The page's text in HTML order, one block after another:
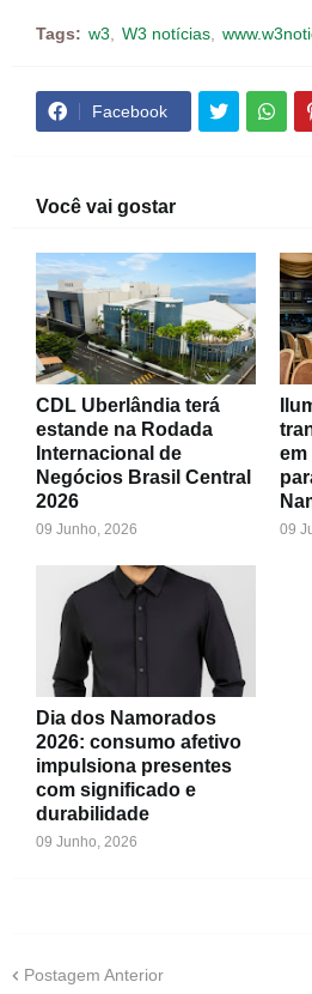
Tags: w3 W3 notícias
Facebook
Você vai gostar
CDL Uberlândia terá
estande na Rodada
Internacional de
Negócios Brasil Central
2026
09 Junho, 2026 09
Dia dos Namorados
2026: consumo afetivo
impulsiona presentes
com significado e
durabilidade
09 Junho, 2026
Postagem Anterior